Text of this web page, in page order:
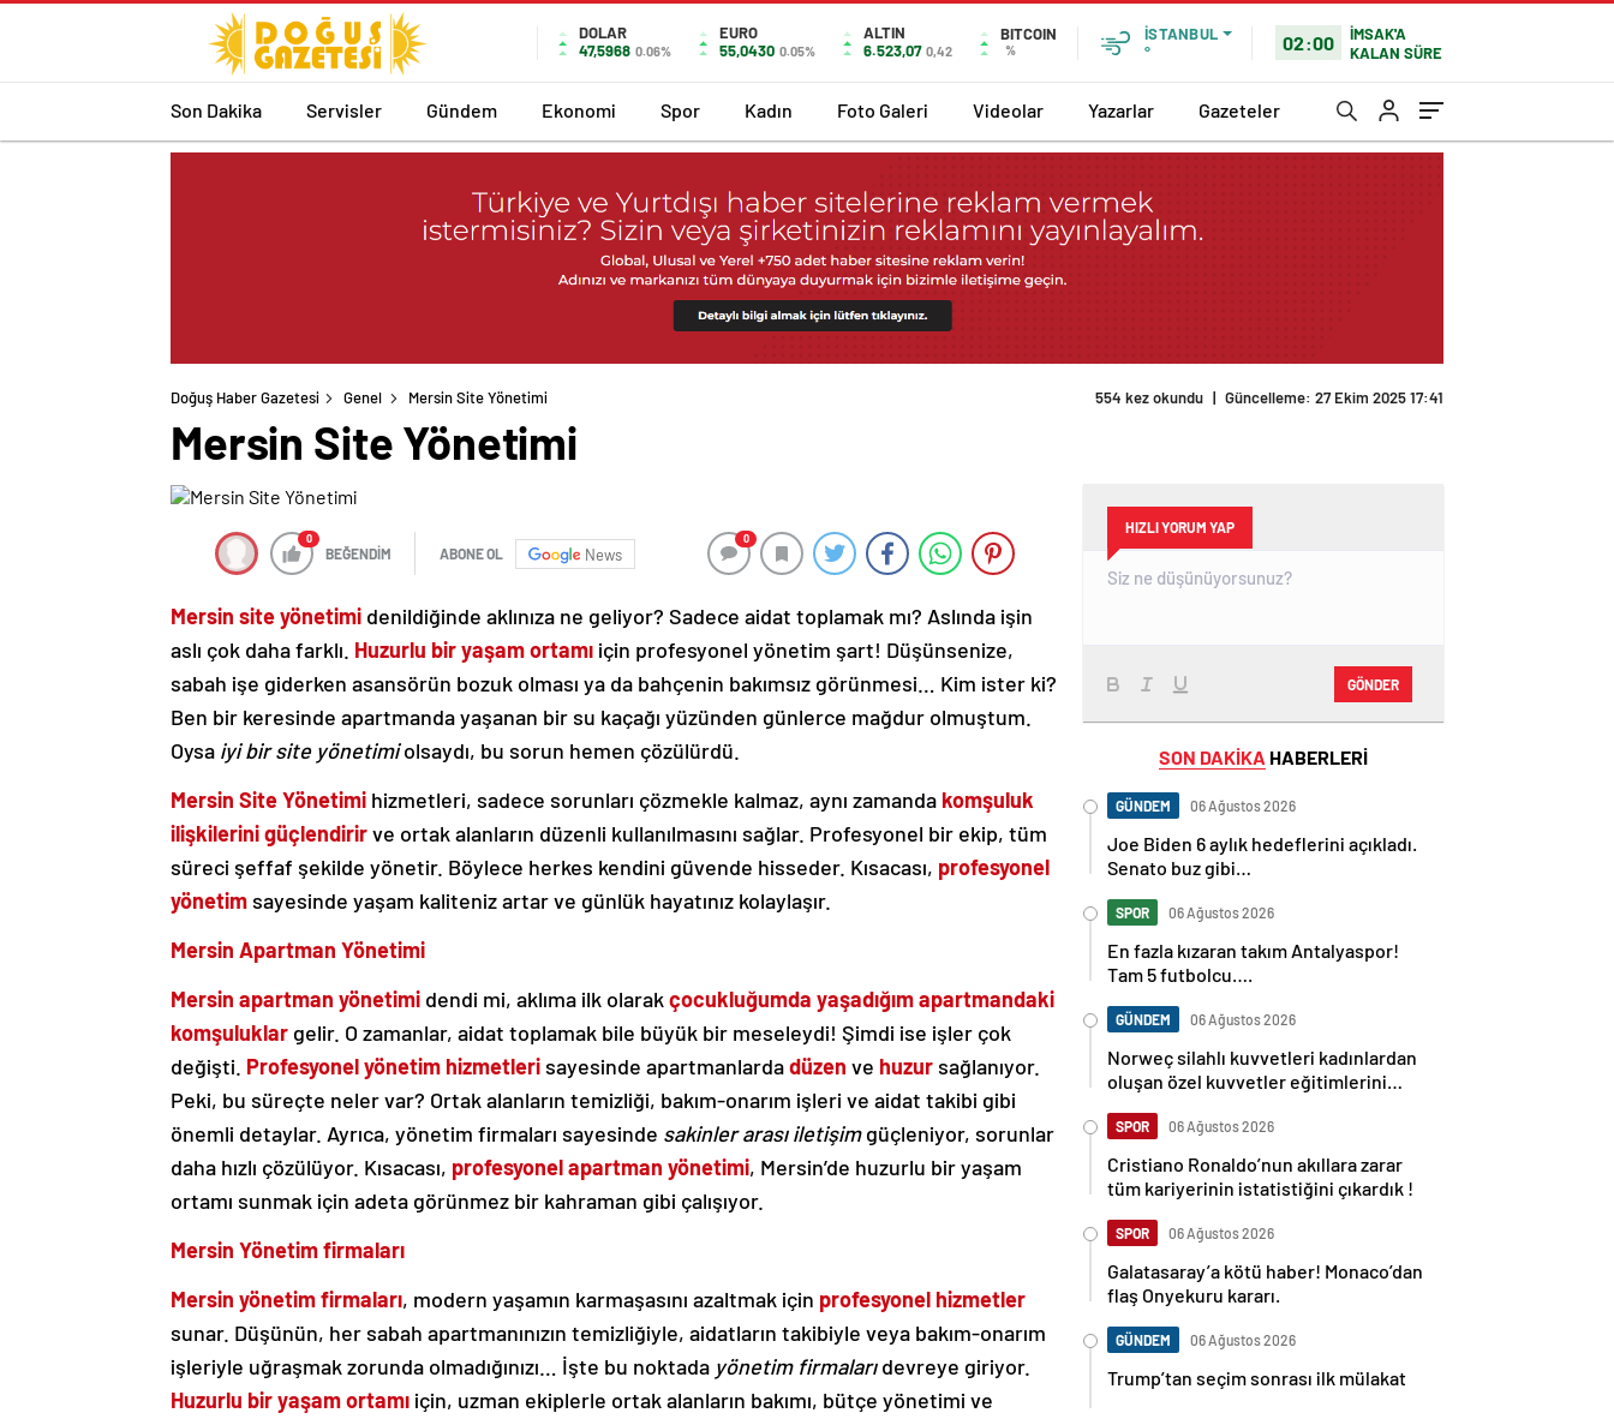
DOLAR
47,5968 0.06%
EURO
55,0430 0.05%
ALTIN
6.523,07 0,42
BITCOIN
%
İSTANBUL
°
02:00
İMSAK'A
KALAN SÜRE
Son Dakika Servisler Gündem Ekonomi Spor Kadın Foto Galeri Videolar Yazarlar Gazeteler
Doğuş Haber Gazetesi Genel Mersin Site Yönetimi 554 kez okundu | Güncelleme: 27 Ekim 2025 17:41
Mersin Site Yönetimi
0
BEĞENDİM ABONE OL News
0
Mersin site yönetimi denildiğinde aklınıza ne geliyor? Sadece aidat toplamak mı? Aslında işin
aslı çok daha farklı. Huzurlu bir yaşam ortamı için profesyonel yönetim şart! Düşünsenize,
sabah işe giderken asansörün bozuk olması ya da bahçenin bakımsız görünmesi… Kim ister ki?
Ben bir keresinde apartmanda yaşanan bir su kaçağı yüzünden günlerce mağdur olmuştum.
Oysa iyi bir site yönetimiolsaydı, bu sorun hemen çözülürdü.
Mersin Site Yönetimi hizmetleri, sadece sorunları çözmekle kalmaz, aynı zamanda komşuluk
ilişkilerini güçlendirirve ortak alanların düzenli kullanılmasını sağlar. Profesyonel bir ekip, tüm
süreci şeffaf şekilde yönetir. Böylece herkes kendini güvende hisseder. Kısacası, profesyonel
yönetim sayesinde yaşam kaliteniz artar ve günlük hayatınız kolaylaşır.
Mersin Apartman Yönetimi
Mersin apartman yönetimi dendi mi, aklıma ilk olarakçocukluğumda yaşadığım apartmandaki
komşuluklar gelir. O zamanlar, aidat toplamak bile büyük bir meseleydi! Şimdi ise işler çok
değişti. Profesyonel yönetim hizmetleri sayesinde apartmanlardadüzen ve huzur sağlanıyor.
Peki, bu süreçte neler var? Ortak alanların temizliği, bakım-onarım işleri ve aidat takibi gibi
önemli detaylar. Ayrıca, yönetim firmaları sayesinde sakinler arası iletişimgüçleniyor, sorunlar
daha hızlı çözülüyor. Kısacası, profesyonel apartman yönetimi, Mersin’de huzurlu bir yaşam
ortamı sunmak için adeta görünmez bir kahraman gibi çalışıyor.
Mersin Yönetim firmaları
Mersin yönetim firmaları, modern yaşamın karmaşasını azaltmak için profesyonel hizmetler
sunar. Düşünün, her sabah apartmanınızın temizliğiyle, aidatların takibiyle veya bakım-onarım
işleriyle uğraşmak zorunda olmadığınızı… İşte bu noktada yönetim firmalarıdevreye giriyor.
Huzurlu bir yaşam ortamı için, uzman ekiplerle ortak alanların bakımı, bütçe yönetimi ve
HIZLI YORUM YAP
GÖNDER
SON DAKİKA HABERLERİ
GÜNDEM 06 Ağustos 2026
Joe Biden 6 aylık hedeflerini açıkladı.
Senato buz gibi…
SPOR 06 Ağustos 2026
En fazla kızaran takım Antalyaspor!
Tam 5 futbolcu….
GÜNDEM 06 Ağustos 2026
Norweç silahlı kuvvetleri kadınlardan
oluşan özel kuvvetler eğitimlerini
SPOR 06 Ağustos 2026
Cristiano Ronaldo’nun akıllara zarar
tüm kariyerinin istatistiğini çıkardık !
SPOR 06 Ağustos 2026
Galatasaray’a kötü haber! Monaco’dan
flaş Onyekuru kararı.
GÜNDEM 06 Ağustos 2026
Trump’tan seçim sonrası ilk mülakat